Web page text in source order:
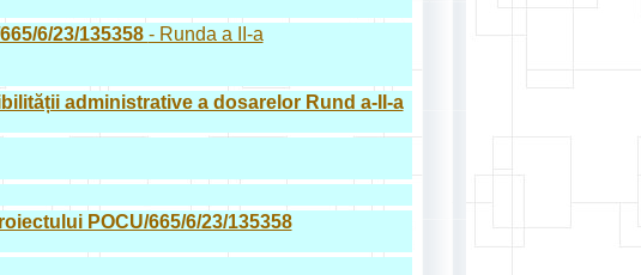
6/23/135358 - Runda a II-a
administrative a dosarelor Rund a-II-a
POCU/665/6/23/135358